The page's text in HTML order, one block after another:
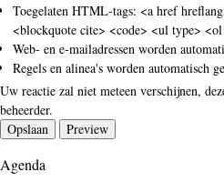
Toegelaten HTML-tags: <a href
<blockquote cite> <code> <ul type>
Web- en e-mailadressen worden
Regels en alinea's worden automatisch
Uw reactie zal niet meteen verschijnen,
beheerder.
Agenda